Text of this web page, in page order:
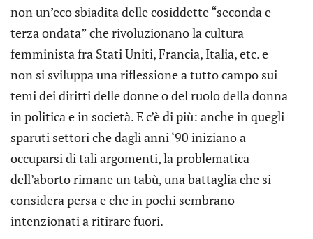
non un’eco sbiadita delle cosiddette “seconda e
terza ondata” che rivoluzionano la cultura
femminista fra Stati Uniti, Francia, Italia, etc. e
non si sviluppa una riflessione a tutto campo sui
temi dei diritti delle donne o del ruolo della donna
in politica e in società. E c’è di più: anche in quegli
sparuti settori che dagli anni ‘90 iniziano a
occuparsi di tali argomenti, la problematica
dell’aborto rimane un tabù, una battaglia che si
considera persa e che in pochi sembrano
intenzionati a ritirare fuori.